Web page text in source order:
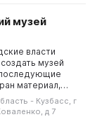
музей
власти
музей
материал,
основой для
экспозиции.
прохо...
- Кузбасс, г
д 7